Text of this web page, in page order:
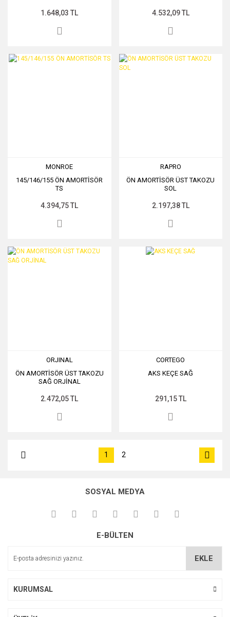
1.648,03 TL 4.532,09 TL
MONROE
145/146/155 ÖN AMORTİSÖR
TS
4.394,75 TL
RAPRO
ÖN AMORTİSÖR ÜST TAKOZU
SOL
2.197,38 TL
ORJINAL
ÖN AMORTİSÖR ÜST TAKOZU
SAĞ ORJİNAL
2.472,05 TL
CORTEGO
AKS KEÇE SAĞ
291,15 TL
1 2
SOSYAL MEDYA
E-BÜLTEN
EKLE
KURUMSAL